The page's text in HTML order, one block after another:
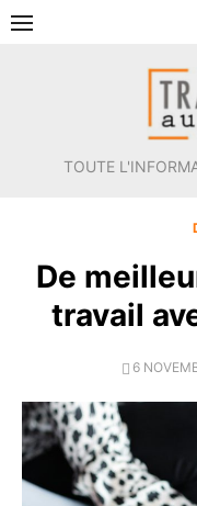
Aller
TOUTE
De
travail
POSTED
6